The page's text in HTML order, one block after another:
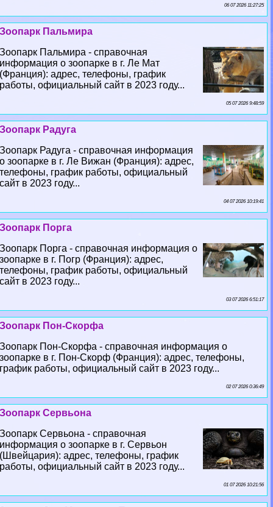
06 07 2026 11:27:25
Зоопарк Пальмира
Зоопарк Пальмира - справочная
информация о зоопарке в г. Ле Мат
(Франция): адрес, телефоны, график
работы, официальный сайт в 2023 году...
05 07 2026 9:48:59
Зоопарк Радуга
Зоопарк Радуга - справочная информация
о зоопарке в г. Ле Вижан (Франция): адрес,
телефоны, график работы, официальный
сайт в 2023 году...
04 07 2026 10:19:41
Зоопарк Порга
Зоопарк Порга - справочная информация о
зоопарке в г. Погр (Франция): адрес,
телефоны, график работы, официальный
сайт в 2023 году...
03 07 2026 6:51:17
Зоопарк Пон-Скорфа
Зоопарк Пон-Скорфа - справочная информация о
зоопарке в г. Пон-Скорф (Франция): адрес, телефоны,
график работы, официальный сайт в 2023 году...
02 07 2026 0:36:49
Зоопарк Сервьона
Зоопарк Сервьона - справочная
информация о зоопарке в г. Сервьон
(Швейцария): адрес, телефоны, график
работы, официальный сайт в 2023 году...
01 07 2026 10:21:56